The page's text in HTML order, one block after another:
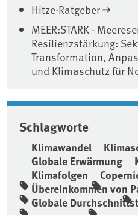
Hitze-Ratgeber
MEER:STARK -
Resilienzstärkung:
Transformation,
und Klimaschutz für
Schlagworte
Klimawandel
Globale Erwärmung
Klimafolgen
Übereinkommen von
Globale